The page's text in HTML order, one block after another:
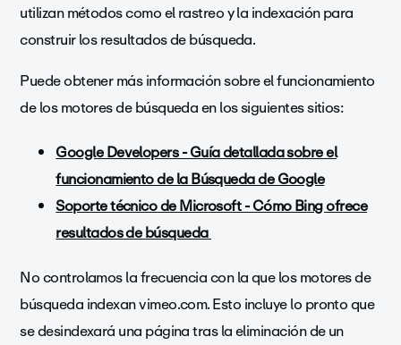
utilizan métodos como el rastreo y la indexación para
construir los resultados de búsqueda.
Puede obtener más información sobre el funcionamiento
de los motores de búsqueda en los siguientes sitios:
Google Developers - Guía detallada sobre el
funcionamiento de la Búsqueda de Google
Soporte técnico de Microsoft - Cómo Bing ofrece
resultados de búsqueda
No controlamos la frecuencia con la que los motores de
búsqueda indexan vimeo.com. Esto incluye lo pronto que
se desindexará una página tras la eliminación de un